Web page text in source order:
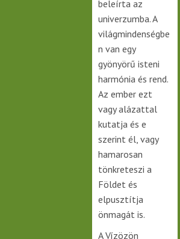
beleírta az
univerzumba. A
világmindenségbe
n van egy
gyönyörű isteni
harmónia és rend.
Az ember ezt
vagy alázattal
kutatja és e
szerint él, vagy
hamarosan
tönkreteszi a
Földet és
elpusztítja
önmagát is.
A Vízözön